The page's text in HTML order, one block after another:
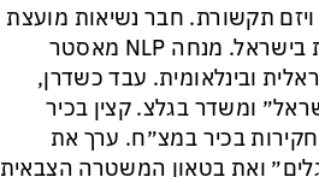
ויזם תקשורת. חבר נשיאות מועצת
העיתונות והתקשורת בישראל. מנחה NLP מאסטר
ובינלאומית. עבד כשדרן,
ומשדר בגלצ. קצין בכיר
בכיר במצ״ח. ערך את
גלים״ ואת בטאון המשטרה הצבאית